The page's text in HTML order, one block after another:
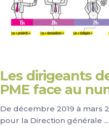
Les dirigeants
PME face au
De décembre 2019 à mars
pour la Direction générale